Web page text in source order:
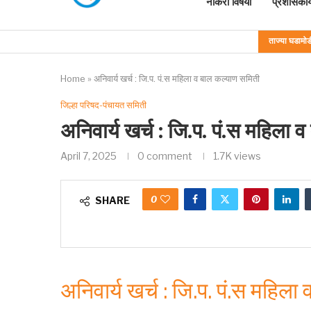
ताज्या
Home » अनिवार्य खर्च : जि.प. पं.स महिला व बाल कल्याण समिती
जिल्हा परिषद-पंचायत समिती
अनिवार्य खर्च : जि.प. पं.स महिला
April 7, 2025 0 comment 1.7K views
SHARE 0
अनिवार्य खर्च : जि.प. पं.स